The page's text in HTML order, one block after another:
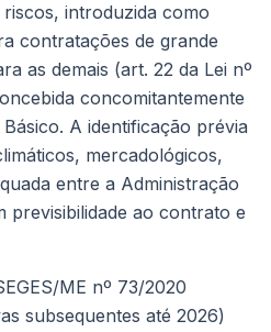
introduzida como
contratações de grande
as demais (art. 22 da Lei nº
concomitantemente
A identificação prévia
mercadológicos,
entre a Administração
ao contrato e
ME nº 73/2020
subsequentes até 2026)